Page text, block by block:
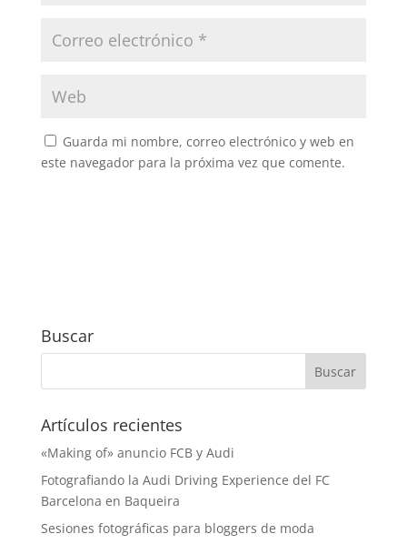
Guarda mi nombre, correo electrónico y web en
este navegador para la próxima vez que comente.
Buscar
Artículos recientes
«Making of» anuncio FCB y Audi
Fotografiando la Audi Driving Experience del FC
Barcelona en Baqueira
Sesiones fotográficas para bloggers de moda